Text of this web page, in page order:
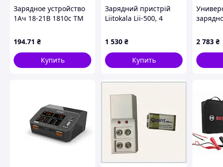
Зарядное устройство
1Ач 18-21В 1810c ТМ
194.71 ₴
Купить
Зарядний пристрій
Liitokala Lii-500, 4
220V/12V, Powerbank,
Test, LCD, Box,
A4K74A7853
1 530 ₴
Купить
2 783 ₴